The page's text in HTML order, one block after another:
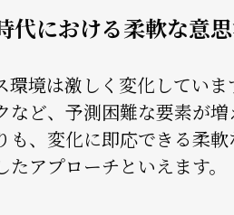
代における柔軟な意
環境は激しく変化してい
など、予測困難な要素が
も、変化に即応できる柔
たアプローチといえます。